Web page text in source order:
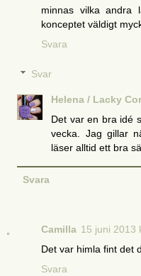
minnas vilka andra
konceptet väldigt
Svara
Svar
Helena / Lacky
Det var en bra idé
vecka. Jag gillar
läser alltid ett bra
Svara
Camilla 15 juni 2013
Det var himla fint det
Svara